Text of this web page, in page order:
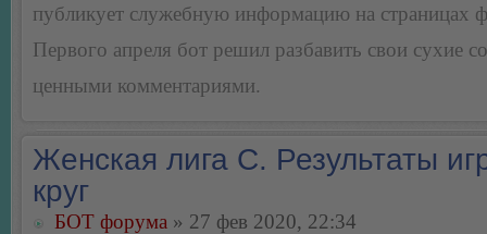
публикует служебную информацию на страницах
Первого апреля бот решил разбавить свои сухие
ценными комментариями.
Женская лига С. Результаты
круг
БОТ форума » 27 фев 2020, 22:34